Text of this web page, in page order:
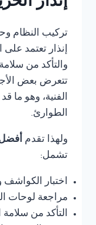
إنذار
تركيب النظام
إنذار تعتمد على
والتأكد من
تتعرض بعض
الفنية، وهو ما
الطوارئ.
ولهذا تقدم
تشمل:
اختبار
مراجعة لوحات
التأكد من سلامة